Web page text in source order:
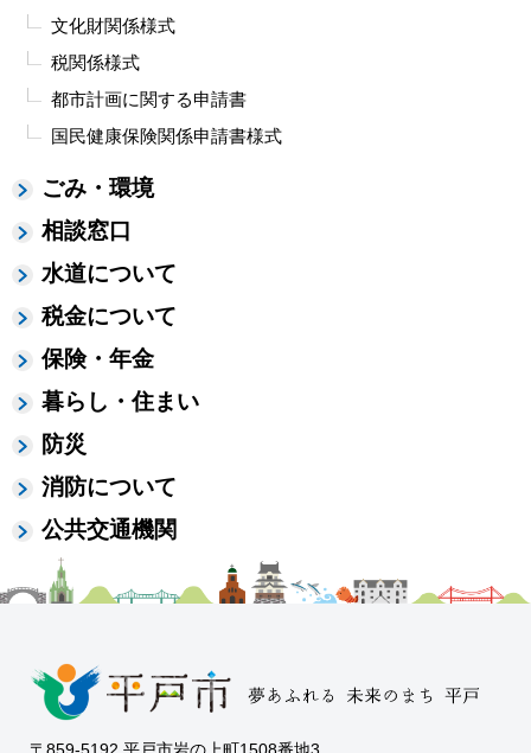
文化財関係様式
税関係様式
都市計画に関する申請書
国民健康保険関係申請書様式
ごみ・環境
相談窓口
水道について
税金について
保険・年金
暮らし・住まい
防災
消防について
公共交通機関